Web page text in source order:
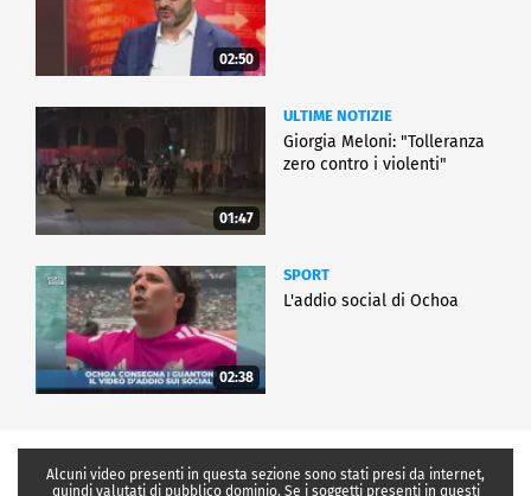
02:50
01:47
ULTIME NOTIZIE
Giorgia Meloni: "Tolleranza
zero contro i violenti"
02:38
SPORT
L'addio social di Ochoa
Alcuni video presenti in questa sezione sono stati presi da internet,
quindi valutati di pubblico dominio. Se i soggetti presenti in questi